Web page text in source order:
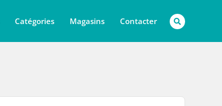
Catégories Magasins Contacter